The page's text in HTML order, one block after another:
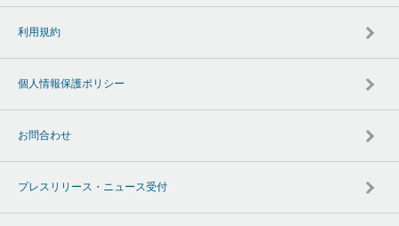
利用規約
個人情報保護ポリシー
お問合わせ
プレスリリース・ニュース受付